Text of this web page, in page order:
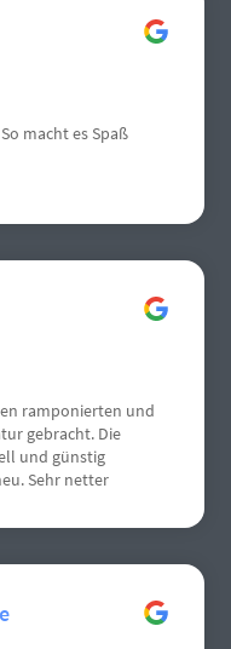
macht es Spaß
ramponierten und
gebracht. Die
und günstig
Sehr netter